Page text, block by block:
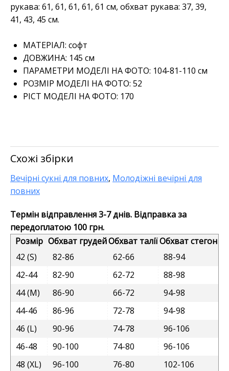
рукава: 61, 61, 61, 61, 61 см, обхват рукава: 37, 39,
41, 43, 45 см.
МАТЕРІАЛ: софт
ДОВЖИНА: 145 см
ПАРАМЕТРИ МОДЕЛІ НА ФОТО: 104-81-110 см
РОЗМІР МОДЕЛІ НА ФОТО: 52
РІСТ МОДЕЛІ НА ФОТО: 170
Схожі збірки
Вечірні сукні для повних, Молодіжні вечірні для
повних
Термін відправлення 3-7 днів. Відправка за
передоплатою 100 грн.
Розмір Обхват грудейОбхват талії Обхват стегон
42 (S)
82-86 62-66
88-94
42-44
82-90 62-72
88-98
44 (M)
86-90 66-72
94-98
44-46
86-96 72-78
94-98
46 (L)
90-96 74-78
96-106
46-48
90-100 74-80
96-106
48 (XL)
96-100 76-80
102-106